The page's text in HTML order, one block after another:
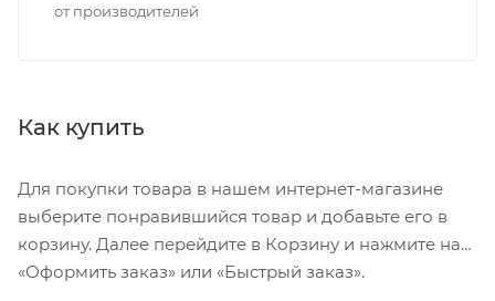
от производителей
Как купить
Для покупки товара в нашем интернет-магазине
выберите понравившийся товар и добавьте его в
корзину. Далее перейдите в Корзину и нажмите на
«Оформить заказ» или «Быстрый заказ».